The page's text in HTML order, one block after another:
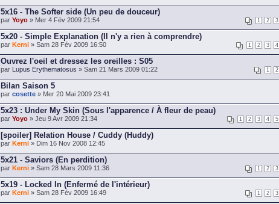
5x16 - The Softer side (Un peu de douceur)
1 2 3
par Yoyo » Mer 4 Fév 2009 21:54
5x20 - Simple Explanation (Il n'y a rien à comprendre)
1 2 3 4
par Kerni » Sam 28 Fév 2009 16:50
Ouvrez l'oeil et dressez les oreilles : S05
1 2
par Lupus Erythematosus » Sam 21 Mars 2009 01:22
Bilan Saison 5
par cosette » Mer 20 Mai 2009 23:41
5x23 : Under My Skin (Sous l'apparence / À fleur de peau)
1 2 3 4 5
par Yoyo » Jeu 9 Avr 2009 21:34
[spoiler] Relation House / Cuddy (Huddy)
par Kerni » Dim 16 Nov 2008 12:45
5x21 - Saviors (En perdition)
1 2 3
par Kerni » Sam 28 Mars 2009 11:36
5x19 - Locked In (Enfermé de l'intérieur)
1 2 3
par Kerni » Sam 28 Fév 2009 16:49